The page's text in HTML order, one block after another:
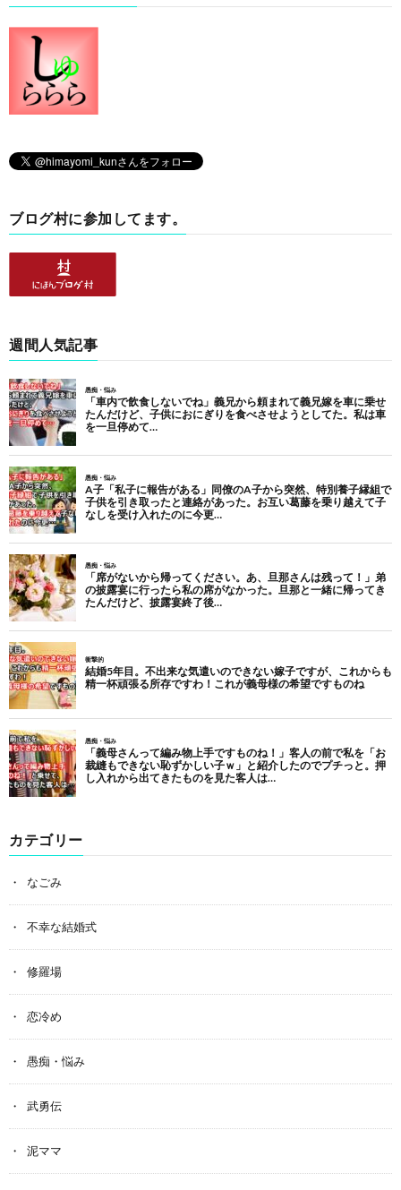
ブログ村に参加してます。
週間人気記事
カテゴリー
なごみ
不幸な結婚式
修羅場
恋冷め
愚痴・悩み
武勇伝
泥ママ